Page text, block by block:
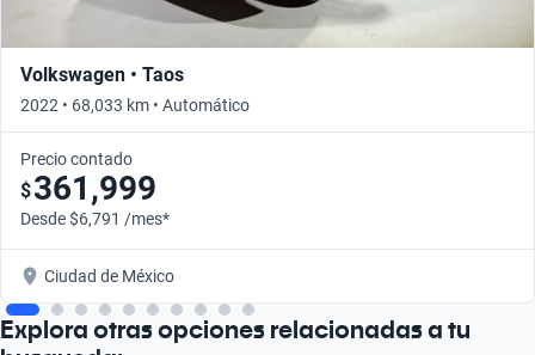
Volkswagen • Taos
2022 • 68,033 km • Automático
Precio contado
$361,999
Desde $6,791 /mes*
Ciudad de México
Explora otras opciones relacionadas a tu